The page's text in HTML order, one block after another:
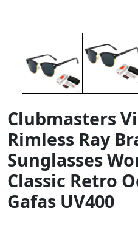
Clubmasters
Rimless Ray
Sunglasses
Classic Retro
Gafas UV400